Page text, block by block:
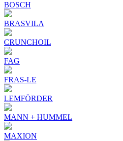
BOSCH
BRASVILA
CRUNCHOIL
FAG
FRAS-LE
LEMFÖRDER
MANN + HUMMEL
MAXION